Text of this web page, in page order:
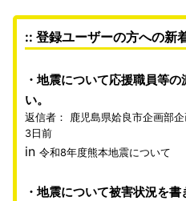
:: 登録ユーザーの方への新
地震について応援職員等
い。
返信者：
鹿児島県姶良市企画部
3日前
in 令和8年度熊本地震について
地震について被害状況を書